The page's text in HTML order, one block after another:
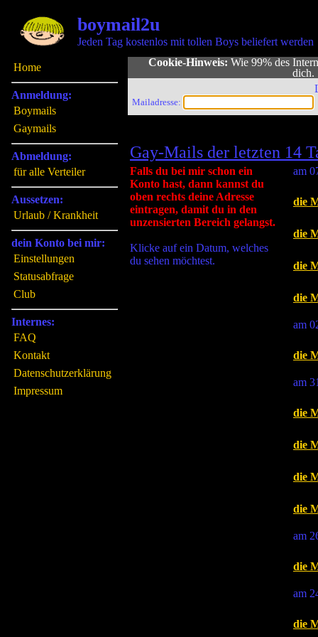
boymail2u
Jeden Tag kostenlos mit tollen Boys beliefert werden
Home
Anmeldung:
Boymails
Gaymails
Abmeldung:
für alle Verteiler
Aussetzen:
Urlaub / Krankheit
dein Konto bei mir:
Einstellungen
Statusabfrage
Club
Internes:
FAQ
Kontakt
Datenschutzerklärung
Impressum
Cookie-Hinweis: Wie 99% des
dich.
Mailadresse:
Gay-Mails der letzten 14
Falls du bei mir schon ein
Konto hast, dann kannst du
oben rechts deine Adresse
eintragen, damit du in den
unzensierten Bereich gelangst.
Klicke auf ein Datum, welches
du sehen möchtest.
am
die
die
die
die
am
die
am
die
die
die
die
am
die
am
die